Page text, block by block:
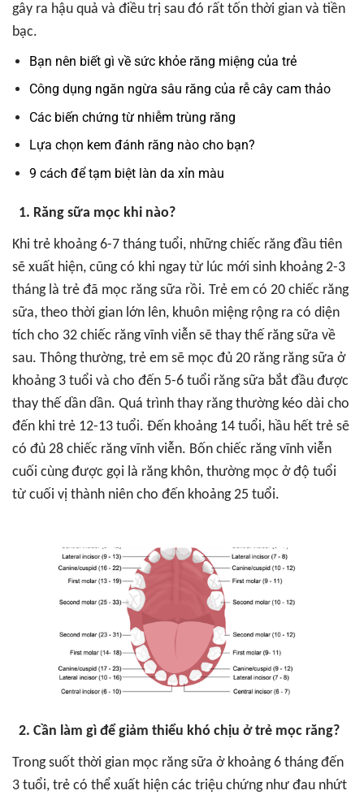
gây ra hậu quả và điều trị sau đó rất tốn thời gian và tiền
bạc.
Bạn nên biết gì về sức khỏe răng miệng của trẻ
Công dụng ngăn ngừa sâu răng của rễ cây cam thảo
Các biến chứng từ nhiễm trùng răng
Lựa chọn kem đánh răng nào cho bạn?
9 cách để tạm biệt làn da xỉn màu
1. Răng sữa mọc khi nào?
Khi trẻ khoảng 6-7 tháng tuổi, những chiếc răng đầu tiên
sẽ xuất hiện, cũng có khi ngay từ lúc mới sinh khoảng 2-3
tháng là trẻ đã mọc răng sữa rồi. Trẻ em có 20 chiếc răng
sữa, theo thời gian lớn lên, khuôn miệng rộng ra có diện
tích cho 32 chiếc răng vĩnh viễn sẽ thay thế răng sữa về
sau. Thông thường, trẻ em sẽ mọc đủ 20 răng răng sữa ở
khoảng 3 tuổi và cho đến 5-6 tuổi răng sữa bắt đầu được
thay thế dần dần. Quá trình thay răng thường kéo dài cho
đến khi trẻ 12-13 tuổi. Đến khoảng 14 tuổi, hầu hết trẻ sẽ
có đủ 28 chiếc răng vĩnh viễn. Bốn chiếc răng vĩnh viễn
cuối cùng được gọi là răng khôn, thường mọc ở độ tuổi
từ cuối vị thành niên cho đến khoảng 25 tuổi.
2. Cần làm gì để giảm thiểu khó chịu ở trẻ mọc răng?
Trong suốt thời gian mọc răng sữa ở khoảng 6 tháng đến
3 tuổi, trẻ có thể xuất hiện các triệu chứng như đau nhứt